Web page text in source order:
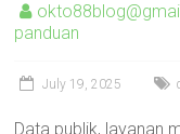
panduan
July 19, 2025
Data publik, layanan